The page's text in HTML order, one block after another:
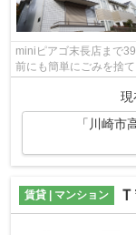
miniピアゴ末長店まで
前にも簡単にごみを捨
現
「川崎市
賃貸 | マンション